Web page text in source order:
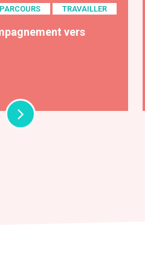
TRAVAILLER
vers